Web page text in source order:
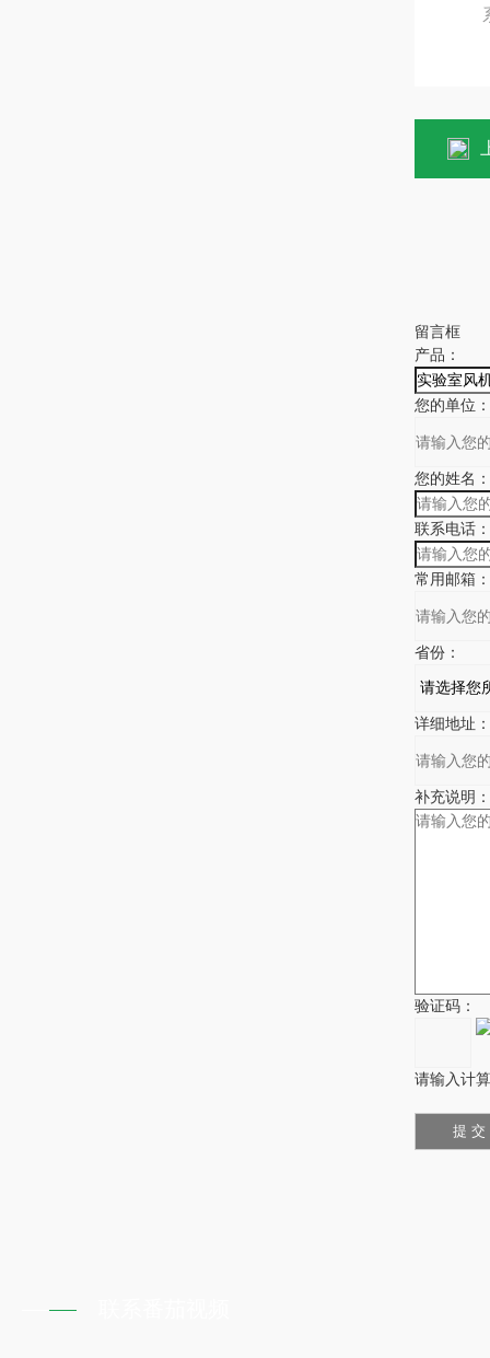
系
留言框
产品：
您的单位：
您的姓名：
联系电话：
常用邮箱：
省份：
详细地址：
补充说明：
验证码：
请输入计算